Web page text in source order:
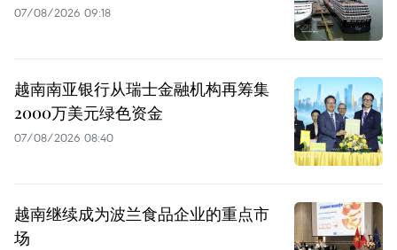
07/08/2026 09:18
越南南亚银行从瑞士金融机构再筹集
2000万美元绿色资金
07/08/2026 08:40
越南继续成为波兰食品企业的重点市
场